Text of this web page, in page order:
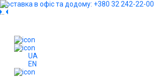
Доставка в офіс та додому: +380 32 242-22-00
UA
EN
...